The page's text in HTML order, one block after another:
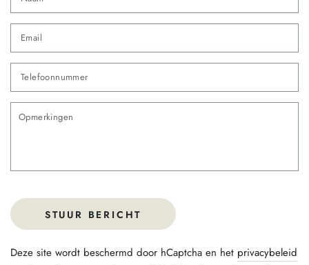
*
STUUR BERICHT
Deze site wordt beschermd door hCaptcha en het privacybeleid